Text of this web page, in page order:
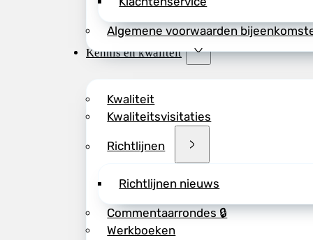
Algemene voorwaarden
Kennis en kwaliteit
Kwaliteit
Kwaliteitsvisitaties
Richtlijnen
Richtlijnen nieuws
Commentaarrondes 🔒
Werkboeken